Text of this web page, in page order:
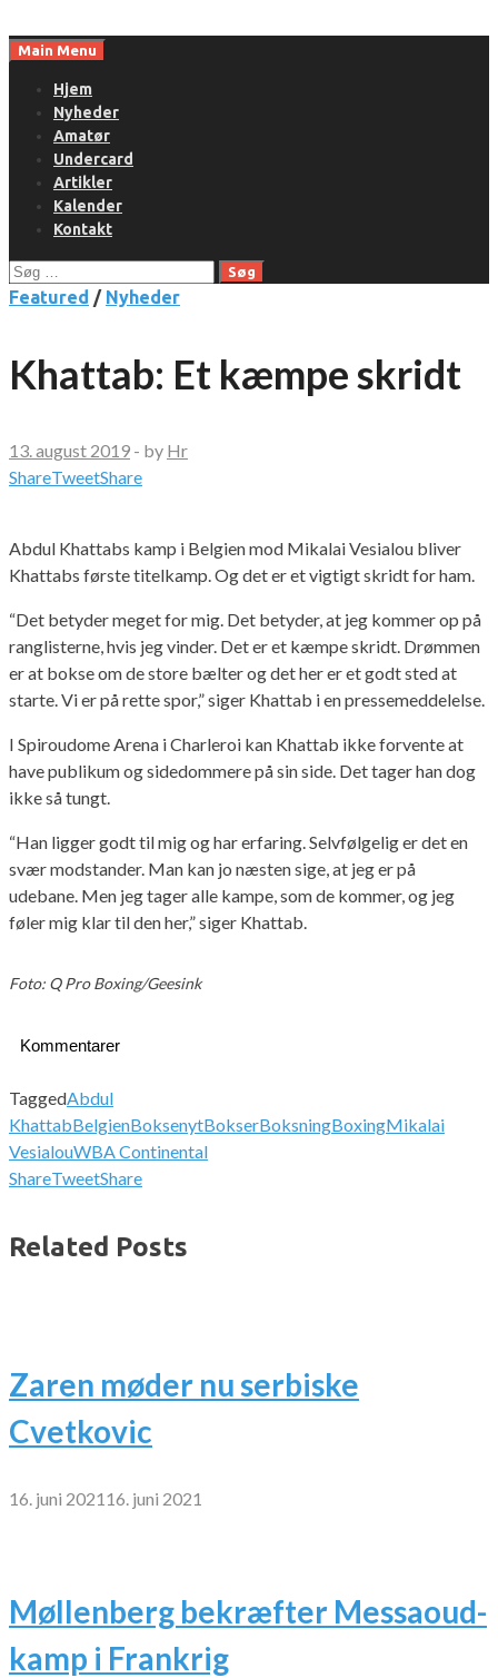
toMain Menu
Hjem
Nyheder
Amatør
Undercard
Artikler
Kalender
Kontakt
Søg
efter:
Featured / Nyheder
Khattab: Et kæmpe skridt
13. august 2019 - by Hr
ShareTweetShare
Abdul Khattabs kamp i Belgien mod Mikalai Vesialou bliver
Khattabs første titelkamp. Og det er et vigtigt skridt for ham.
“Det betyder meget for mig. Det betyder, at jeg kommer op på
ranglisterne, hvis jeg vinder. Det er et kæmpe skridt. Drømmen
er at bokse om de store bælter og det her er et godt sted at
starte. Vi er på rette spor,” siger Khattab i en pressemeddelelse.
I Spiroudome Arena i Charleroi kan Khattab ikke forvente at
have publikum og sidedommere på sin side. Det tager han dog
ikke så tungt.
“Han ligger godt til mig og har erfaring. Selvfølgelig er det en
svær modstander. Man kan jo næsten sige, at jeg er på
udebane. Men jeg tager alle kampe, som de kommer, og jeg
føler mig klar til den her,” siger Khattab.
Foto: Q Pro Boxing/Geesink
Kommentarer
TaggedAbdul
KhattabBelgienBoksenytBokserBoksningBoxingMikalai
VesialouWBA Continental
ShareTweetShare
Related Posts
Zaren møder nu serbiske
Cvetkovic
16. juni 2021 16. juni 2021
Møllenberg bekræfter Messaoud-
kamp i Frankrig